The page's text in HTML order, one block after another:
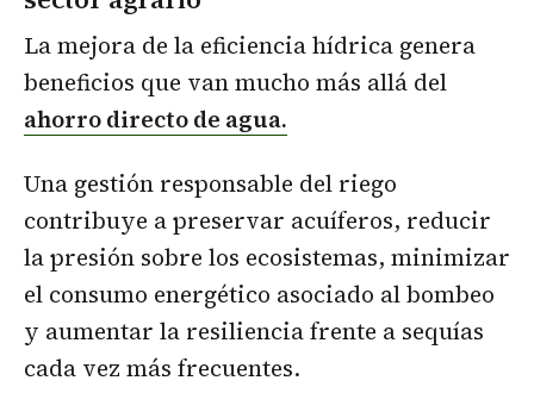
La mejora de la eficiencia hídrica genera
beneficios que van mucho más allá del
ahorro directo de agua.
Una gestión responsable del riego
contribuye a preservar acuíferos, reducir
la presión sobre los ecosistemas, minimizar
el consumo energético asociado al bombeo
y aumentar la resiliencia frente a sequías
cada vez más frecuentes.